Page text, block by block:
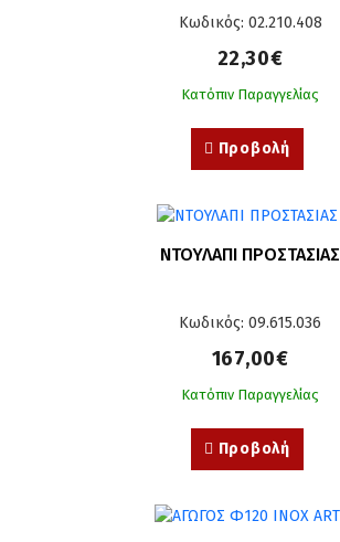
Κωδικός: 02.210.408
22,30€
Κατόπιν Παραγγελίας
Προβολή
ΝΤΟΥΛΑΠΙ ΠΡΟΣΤΑΣΙΑΣ
Κωδικός: 09.615.036
167,00€
Κατόπιν Παραγγελίας
Προβολή